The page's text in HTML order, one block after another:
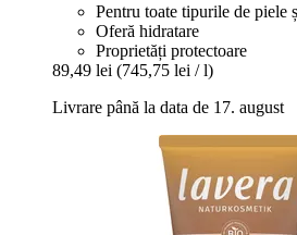
Pentru toate tipurile de piele
Oferă hidratare
Proprietăți protectoare
89,49 lei (745,75 lei / l)
Livrare până la data de 17. august